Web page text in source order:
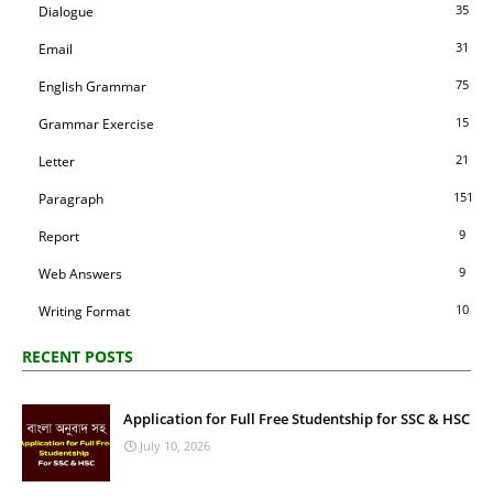
Dialogue 35
Email 31
English Grammar 75
Grammar Exercise 15
Letter 21
Paragraph 151
Report 9
Web Answers 9
Writing Format 10
RECENT POSTS
Application for Full Free Studentship for SSC & HSC
July 10, 2026